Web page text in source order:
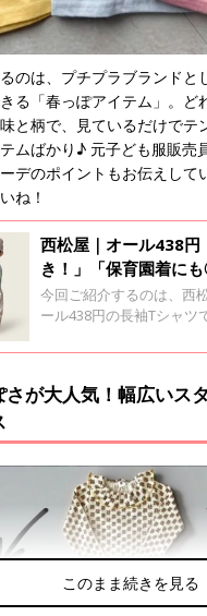
のは、プチプラブランドと
る「春っぽアイテム」。ど
と柄で、見ているだけでテ
ムばかり♪ 元子ども服販売
デのポイントもお伝えして
ね！
西松屋｜オール438円
き！」「保育園着に
売員ライターが推す
今回ご紹介するのは、西
ール438円の長袖Tシャツ
テムを集めました！元子
おりますので、ぜひチェ
さが大人気！幅広いス
このまま続きを見る